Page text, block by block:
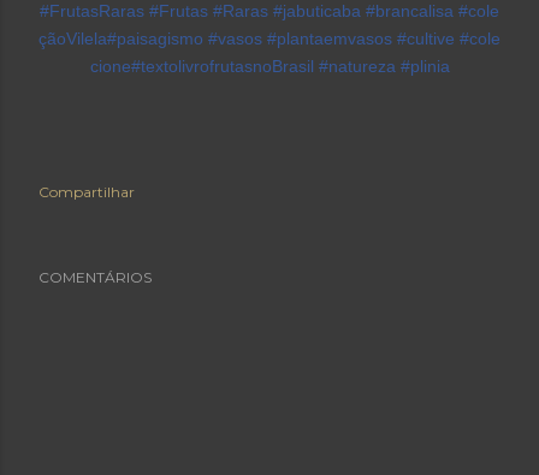
#FrutasRaras #Frutas #Raras #jabuticaba #brancalisa #cole
çãoVilela#paisagismo #vasos #plantaemvasos #cultive #cole
cione#textolivrofrutasnoBrasil #natureza #plinia
Compartilhar
COMENTÁRIOS